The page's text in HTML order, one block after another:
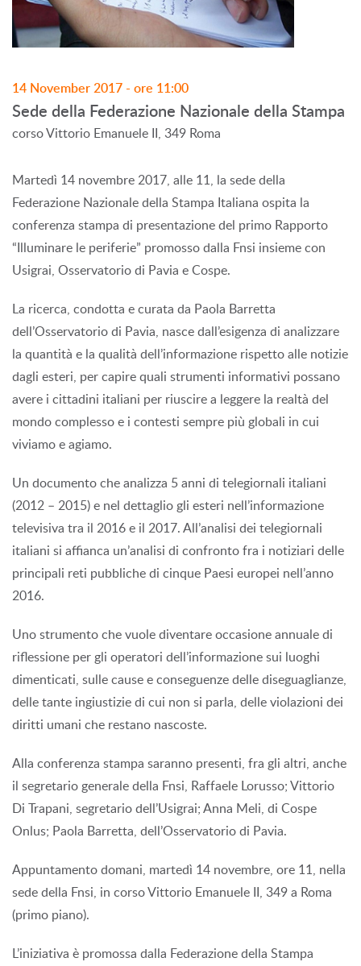
14 November 2017 - ore 11:00
Sede della Federazione Nazionale della Stampa
corso Vittorio Emanuele II, 349 Roma
Martedì 14 novembre 2017, alle 11, la sede della
Federazione Nazionale della Stampa Italiana ospita la
conferenza stampa di presentazione del primo Rapporto
“Illuminare le periferie” promosso dalla Fnsi insieme con
Usigrai, Osservatorio di Pavia e Cospe.
La ricerca, condotta e curata da Paola Barretta
dell’Osservatorio di Pavia, nasce dall’esigenza di analizzare
la quantità e la qualità dell’informazione rispetto alle notizie
dagli esteri, per capire quali strumenti informativi possano
avere i cittadini italiani per riuscire a leggere la realtà del
mondo complesso e i contesti sempre più globali in cui
viviamo e agiamo.
Un documento che analizza 5 anni di telegiornali italiani
(2012 – 2015) e nel dettaglio gli esteri nell’informazione
televisiva tra il 2016 e il 2017. All’analisi dei telegiornali
italiani si affianca un’analisi di confronto fra i notiziari delle
principali reti pubbliche di cinque Paesi europei nell’anno
2016.
Uno strumento che vuole diventare occasione annuale di
riflessione per gli operatori dell’informazione sui luoghi
dimenticati, sulle cause e conseguenze delle diseguaglianze,
delle tante ingiustizie di cui non si parla, delle violazioni dei
diritti umani che restano nascoste.
Alla conferenza stampa saranno presenti, fra gli altri, anche
il segretario generale della Fnsi, Raffaele Lorusso; Vittorio
Di Trapani, segretario dell’Usigrai; Anna Meli, di Cospe
Onlus; Paola Barretta, dell’Osservatorio di Pavia.
Appuntamento domani, martedì 14 novembre, ore 11, nella
sede della Fnsi, in corso Vittorio Emanuele II, 349 a Roma
(primo piano).
L’iniziativa è promossa dalla Federazione della Stampa